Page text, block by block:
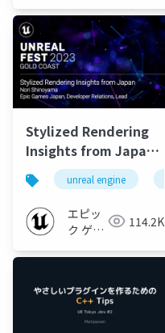
Stylized Rendering
Insights from Japan
(Unreal Fest Gold
Coast 2023)
unreal engine
エピッ
ク ゲー
ャパン
114.2K